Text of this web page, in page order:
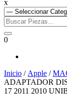
x
0
Inicio / Apple /
ADAPTADOR
17 2011 2010